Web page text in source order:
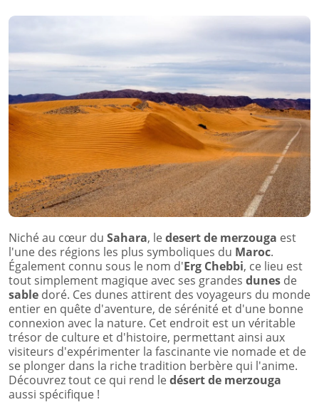
Niché au cœur du Sahara, ledesert de merzouga est
l'une des régions les plus symboliques du Maroc.
Également connu sous le nom d'Erg Chebbi, ce lieu est
tout simplement magique avec ses grandes dunes de
sable doré. Ces dunes attirent des voyageurs du monde
entier en quête d'aventure, de sérénité et d'une bonne
connexion avec la nature. Cet endroit est un véritable
trésor de culture et d'histoire, permettant ainsi aux
visiteurs d'expérimenter la fascinante vie nomade et de
se plonger dans la riche tradition berbère qui l'anime.
Découvrez tout ce qui rend ledésert de merzouga
aussi spécifique !